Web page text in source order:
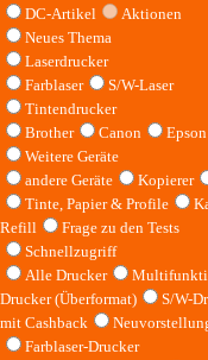
DC-Artikel
Aktionen
Neues Thema
Laserdrucker
Farblaser
S/W-Laser
Tintendrucker
Brother
Canon Epson
Weitere Geräte
andere Geräte
Kopierer
Tinte, Papier & Profile
Refill
Frage zu den Tests
Schnellzugriff
Alle Drucker
Drucker (Überformat)
S/W-
mit Cashback
Farblaser-Drucker